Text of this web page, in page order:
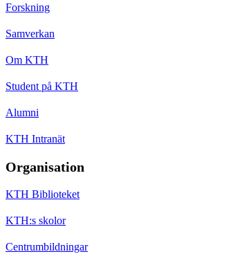
Forskning
Samverkan
Om KTH
Student på KTH
Alumni
KTH Intranät
Organisation
KTH Biblioteket
KTH:s skolor
Centrumbildningar